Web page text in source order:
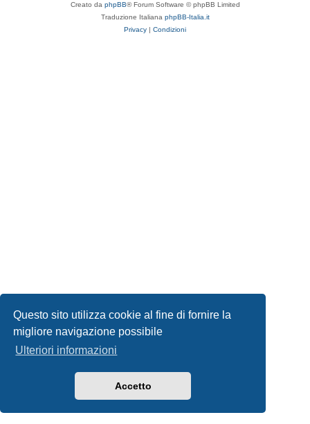
Questo sito utilizza cookie al fine di fornire la
migliore navigazione possibile
Ulteriori informazioni
Accetto
Creato da phpBB® Forum Software © phpBB Limited
Traduzione Italiana phpBB-Italia.it
Privacy | Condizioni